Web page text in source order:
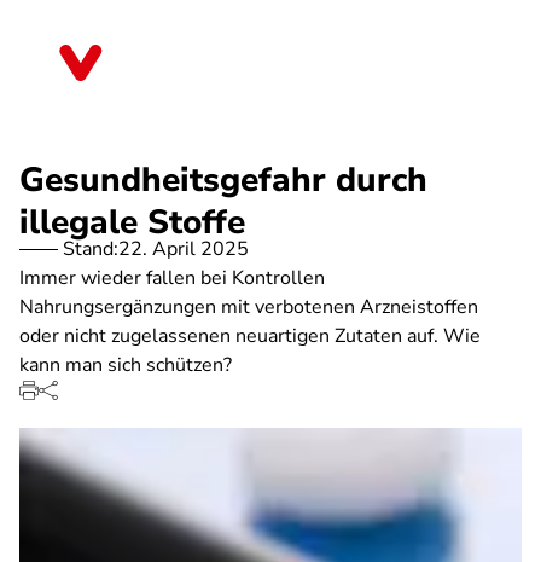
Gesundheitsgefahr durch
illegale Stoffe
Stand:22. April 2025
Immer wieder fallen bei Kontrollen
Nahrungsergänzungen mit verbotenen Arzneistoffen
oder nicht zugelassenen neuartigen Zutaten auf. Wie
kann man sich schützen?